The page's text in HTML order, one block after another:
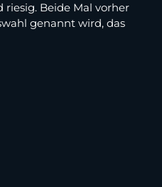
Beide Mal vorher
genannt wird, das